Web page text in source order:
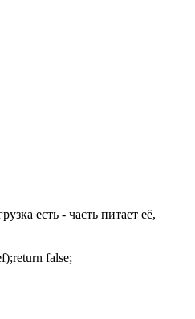
есть - часть питает её,
false;